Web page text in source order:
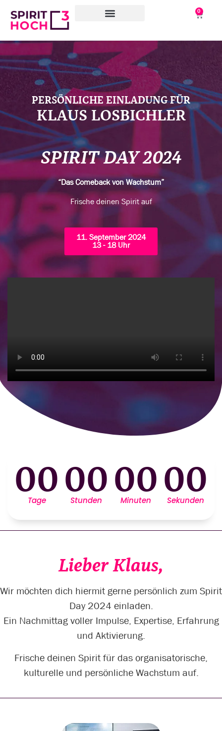
0
PERSÖNLICHE EINLADUNG FÜR
KLAUS LOSBICHLER
SPIRIT DAY 2024
“Das Comeback von Wachstum”
Frische deinen Spirit auf
11. September 2024
13 - 18 Uhr
00
Tage
00
Stunden
00
Minuten
00
Sekunden
Lieber Klaus,
Wir möchten dich hiermit gerne persönlich zum Spirit
Day 2024 einladen.
Ein Nachmittag voller Impulse, Expertise, Erfahrung
und Aktivierung.
Frische deinen Spirit für das organisatorische,
kulturelle und persönliche Wachstum auf.